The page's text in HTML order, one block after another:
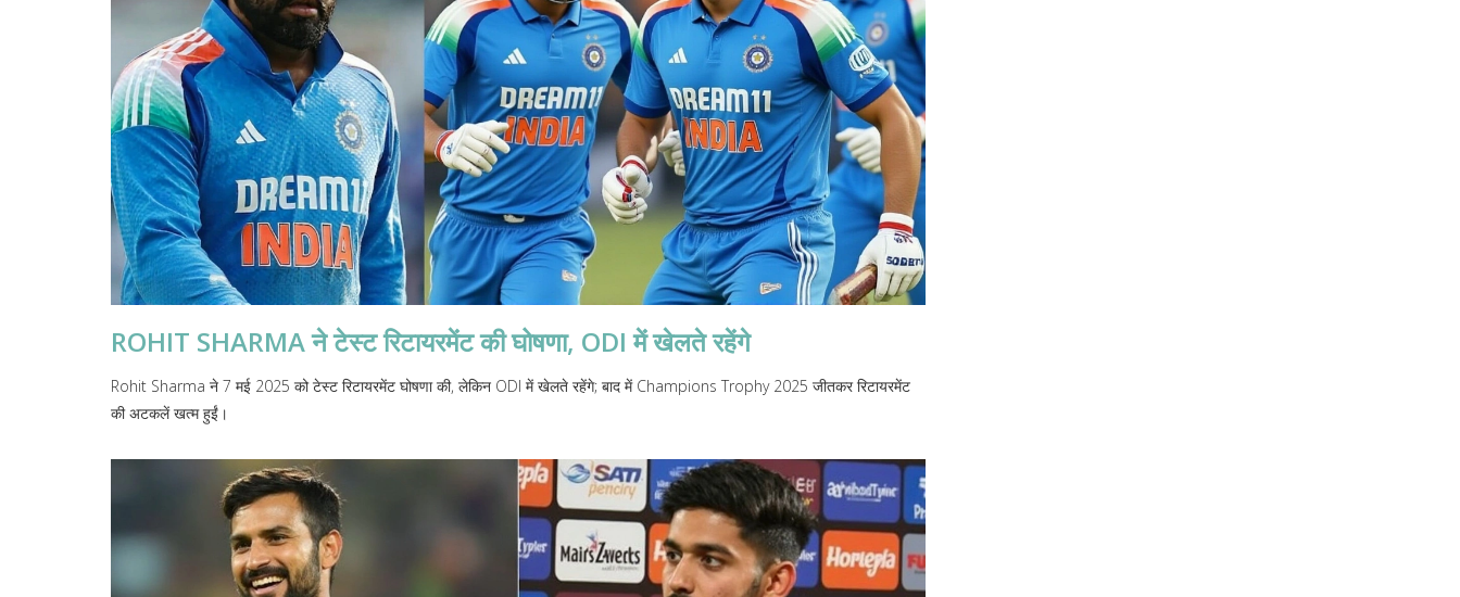
ROHIT SHARMA ने टेस्ट रिटायरमेंट की घोषणा, ODI में खेलते रहेंगे
Rohit Sharma ने 7 मई 2025 को टेस्ट रिटायरमेंट घोषणा की, लेकिन ODI में खेलते रहेंगे; बाद में Champions Trophy 2025 जीतकर रिटायरमेंट
की अटकलें खत्म हुईं।